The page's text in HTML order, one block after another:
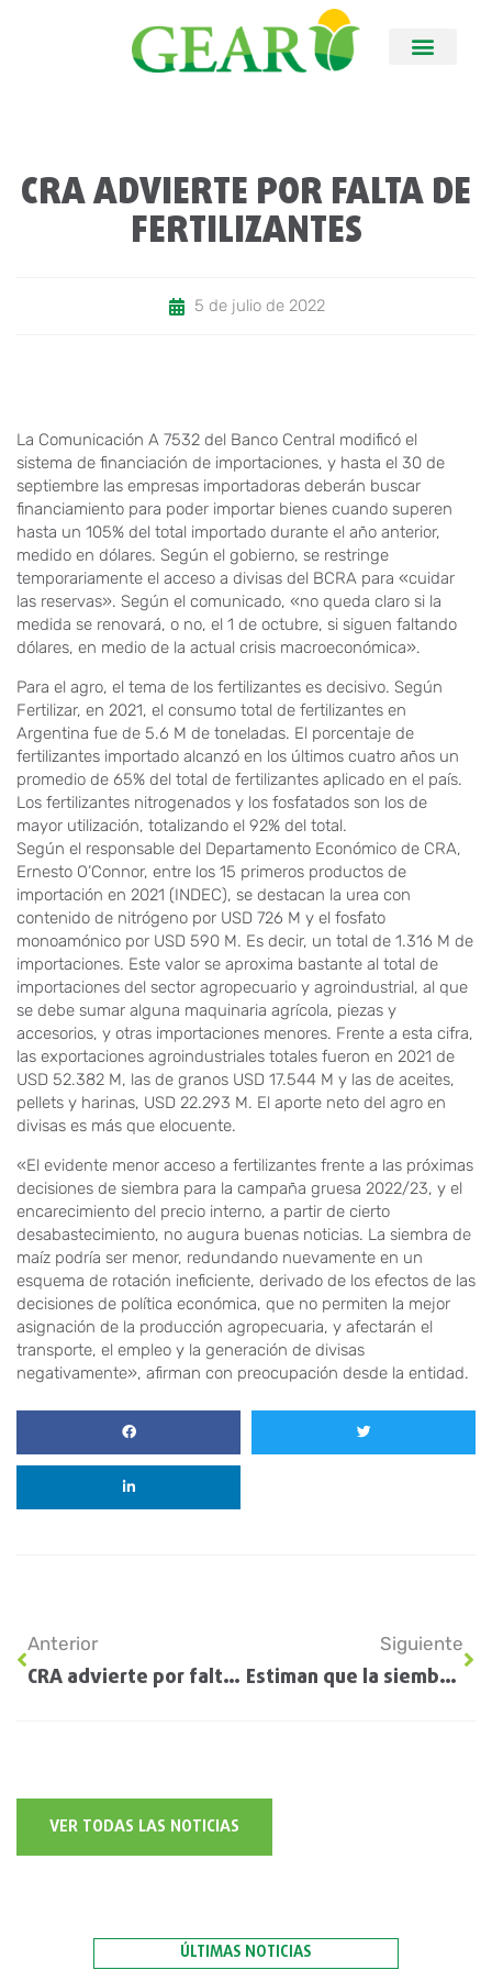
CRA ADVIERTE POR FALTA DE
FERTILIZANTES
5 de julio de 2022
La Comunicación A 7532 del Banco Central modificó el
sistema de financiación de importaciones, y hasta el 30 de
septiembre las empresas importadoras deberán buscar
financiamiento para poder importar bienes cuando superen
hasta un 105% del total importado durante el año anterior,
medido en dólares. Según el gobierno, se restringe
temporariamente el acceso a divisas del BCRA para «cuidar
las reservas». Según el comunicado, «no queda claro si la
medida se renovará, o no, el 1 de octubre, si siguen faltando
dólares, en medio de la actual crisis macroeconómica».
Para el agro, el tema de los fertilizantes es decisivo. Según
Fertilizar, en 2021, el consumo total de fertilizantes en
Argentina fue de 5.6 M de toneladas. El porcentaje de
fertilizantes importado alcanzó en los últimos cuatro años un
promedio de 65% del total de fertilizantes aplicado en el país.
Los fertilizantes nitrogenados y los fosfatados son los de
mayor utilización, totalizando el 92% del total.
Según el responsable del Departamento Económico de CRA,
Ernesto O’Connor, entre los 15 primeros productos de
importación en 2021 (INDEC), se destacan la urea con
contenido de nitrógeno por USD 726 M y el fosfato
monoamónico por USD 590 M. Es decir, un total de 1.316 M de
importaciones. Este valor se aproxima bastante al total de
importaciones del sector agropecuario y agroindustrial, al que
se debe sumar alguna maquinaria agrícola, piezas y
accesorios, y otras importaciones menores. Frente a esta cifra,
las exportaciones agroindustriales totales fueron en 2021 de
USD 52.382 M, las de granos USD 17.544 M y las de aceites,
pellets y harinas, USD 22.293 M. El aporte neto del agro en
divisas es más que elocuente.
«El evidente menor acceso a fertilizantes frente a las próximas
decisiones de siembra para la campaña gruesa 2022/23, y el
encarecimiento del precio interno, a partir de cierto
desabastecimiento, no augura buenas noticias. La siembra de
maíz podría ser menor, redundando nuevamente en un
esquema de rotación ineficiente, derivado de los efectos de las
decisiones de política económica, que no permiten la mejor
asignación de la producción agropecuaria, y afectarán el
transporte, el empleo y la generación de divisas
negativamente», afirman con preocupación desde la entidad.
Anterior
CRA advierte por falta de fertilizantes
Siguiente
Estiman que la siembra de girasol crecerá casi 40%
VER TODAS LAS NOTICIAS
ÚLTIMAS NOTICIAS